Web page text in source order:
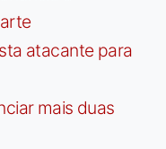
atacante para
mais duas